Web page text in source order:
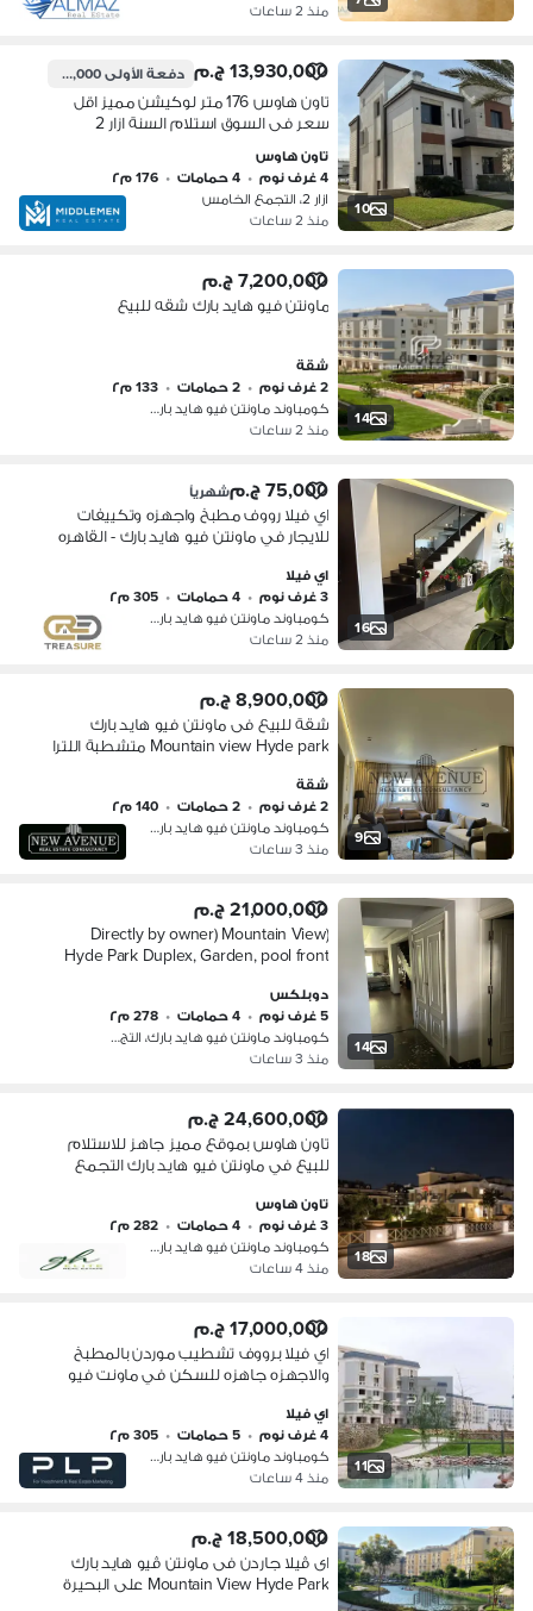
منذ 2 ساعات
10
13,930,000 ج.م دفعة الأولى11,500,000 ج.م
تاون هاوس 176 متر لوكيشن مميز اقل
سعر فى السوق استلام السنة ازار 2
هيلز و هايد بارك - Hyde Park Azzar2
تاون هاوس
4 غرف نوم
• 4 حمامات • 176 م٢
ازار 2، التجمع الخامس
منذ 2 ساعات
14
7,200,000 ج.م
ماونتن فيو هايد بارك شقه للبيع
شقة
2 غرف نوم
• 2 حمامات • 133 م٢
كومباوند ماونتن فيو هايد بارك، التج…
منذ 2 ساعات
16
75,000 ج.م شهرياً
اي فيلا رووف مطبخ واجهزه وتكييفات
للايجار في ماونتن فيو هايد بارك - القاهره
new cairo
اي فيلا
3 غرف نوم
• 4 حمامات • 305 م٢
كومباوند ماونتن فيو هايد بارك، التج…
منذ 2 ساعات
9
8,900,000 ج.م
شقة للبيع فى ماونتن فيو هايد بارك
Mountain view Hyde park متشطبة اللترا
ومطبخ فيو علي حمام السباحة جاهزة
استلام فورى
شقة
2 غرف نوم
• 2 حمامات • 140 م٢
كومباوند ماونتن فيو هايد بارك، التج…
منذ 3 ساعات
14
21,000,000 ج.م
(Directly by owner) Mountain View
Hyde Park Duplex, Garden, pool front
دوبلكس
5 غرف نوم
• 4 حمامات • 278 م٢
كومباوند ماونتن فيو هايد بارك، التج…
منذ 3 ساعات
18
24,600,000 ج.م
تاون هاوس بموقع مميز جاهز للاستلام
للبيع في ماونتن فيو هايد بارك التجمع
Cairo
تاون هاوس
3 غرف نوم
• 4 حمامات • 282 م٢
كومباوند ماونتن فيو هايد بارك، التج…
منذ 4 ساعات
11
17,000,000 ج.م
اي فيلا برووف تشطيب موردن بالمطبخ
والاجهزه جاهزه للسكن في ماونت فيو
اقل سعر في الماركت لسرعة البيع
اي فيلا
4 غرف نوم
• 5 حمامات • 305 م٢
كومباوند ماونتن فيو هايد بارك، التج…
منذ 4 ساعات
18,500,000 ج.م
اى ڤيلا جاردن فى ماونتن ڤيو هايد بارك
Mountain View Hyde Park على البحيرة